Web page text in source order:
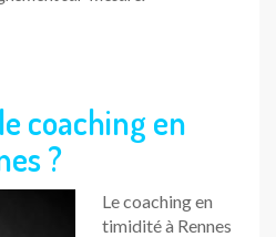
coaching en
?
Le coaching en
timidité à Rennes